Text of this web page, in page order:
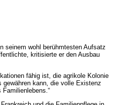
seinem wohl berühmtesten Aufsatz
kritisierte er den Ausbau
fähig ist, die agrikole Kolonie
kann, die volle Existenz